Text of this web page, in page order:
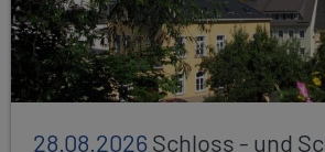
28.08.2026Schloss - und